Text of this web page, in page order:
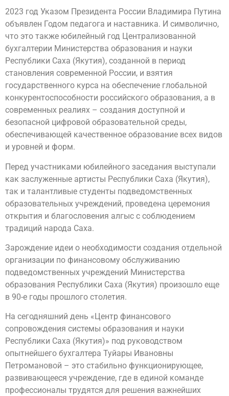
2023 год Указом Президента России Владимира Путина
объявлен Годом педагога и наставника. И символично,
что это также юбилейный год Централизованной
бухгалтерии Министерства образования и науки
Республики Саха (Якутия), созданной в период
становления современной России, и взятия
государственного курса на обеспечение глобальной
конкурентоспособности российского образования, а в
современных реалиях – создания доступной и
безопасной цифровой образовательной среды,
обеспечивающей качественное образование всех видов
и уровней и форм.
Перед участниками юбилейного заседания выступали
как заслуженные артисты Республики Саха (Якутия),
так и талантливые студенты подведомственных
образовательных учреждений, проведена церемония
открытия и благословения алгыс с соблюдением
традиций народа Саха.
Зарождение идеи о необходимости создания отдельной
организации по финансовому обслуживанию
подведомственных учреждений Министерства
образования Республики Саха (Якутия) произошло еще
в 90-е годы прошлого столетия.
На сегодняшний день «Центр финансового
сопровождения системы образования и науки
Республики Саха (Якутия)» под руководством
опытнейшего бухгалтера Туйары Ивановны
Петромановой – это стабильно функционирующее,
развивающееся учреждение, где в единой команде
профессионалы трудятся для решения важнейших